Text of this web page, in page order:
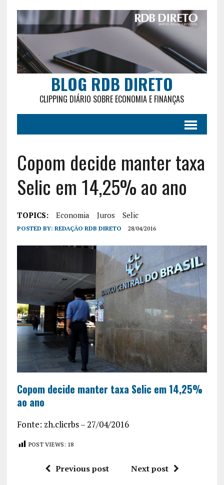
BLOG RDB DIRETO
CLIPPING DIÁRIO SOBRE ECONOMIA E FINANÇAS
Copom decide manter taxa
Selic em 14,25% ao ano
TOPICS: Economia Juros Selic
POSTED BY: REDAÇÃO RDB DIRETO 28/04/2016
Copom decide manter taxa Selic em 14,25%
ao ano
Fonte: zh.clicrbs – 27/04/2016
POST VIEWS: 18
Previous post Next post